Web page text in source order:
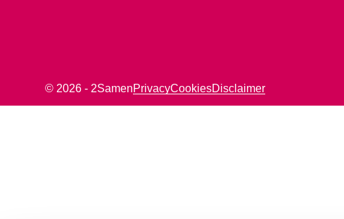
© 2026 - 2SamenPrivacyCookiesDisclaimer